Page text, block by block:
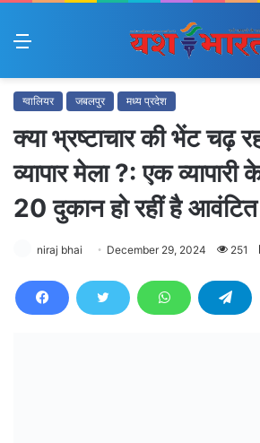
Menu
ग्वालियर जबलपुर मध्य प्रदेश
क्या भ्रष्टाचार की भेंट चढ़
व्यापार मेला ?: एक
20 दुकान हो रहीं है आवंटित
niraj bhai December 29, 2024 251